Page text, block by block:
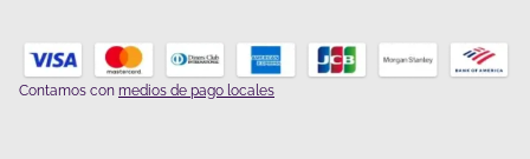
Contamos con medios de pago locales